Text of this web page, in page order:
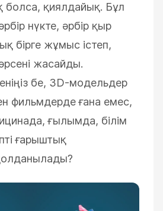
қиялдайық. Бұл
нүкте, әрбір қыр
бірге жұмыс істеп,
жасайды.
бе, 3D-модельдер
фильмдерде ғана емес,
ғылымда, білім
ғарыштық